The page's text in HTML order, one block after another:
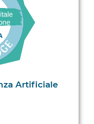
Artificiale